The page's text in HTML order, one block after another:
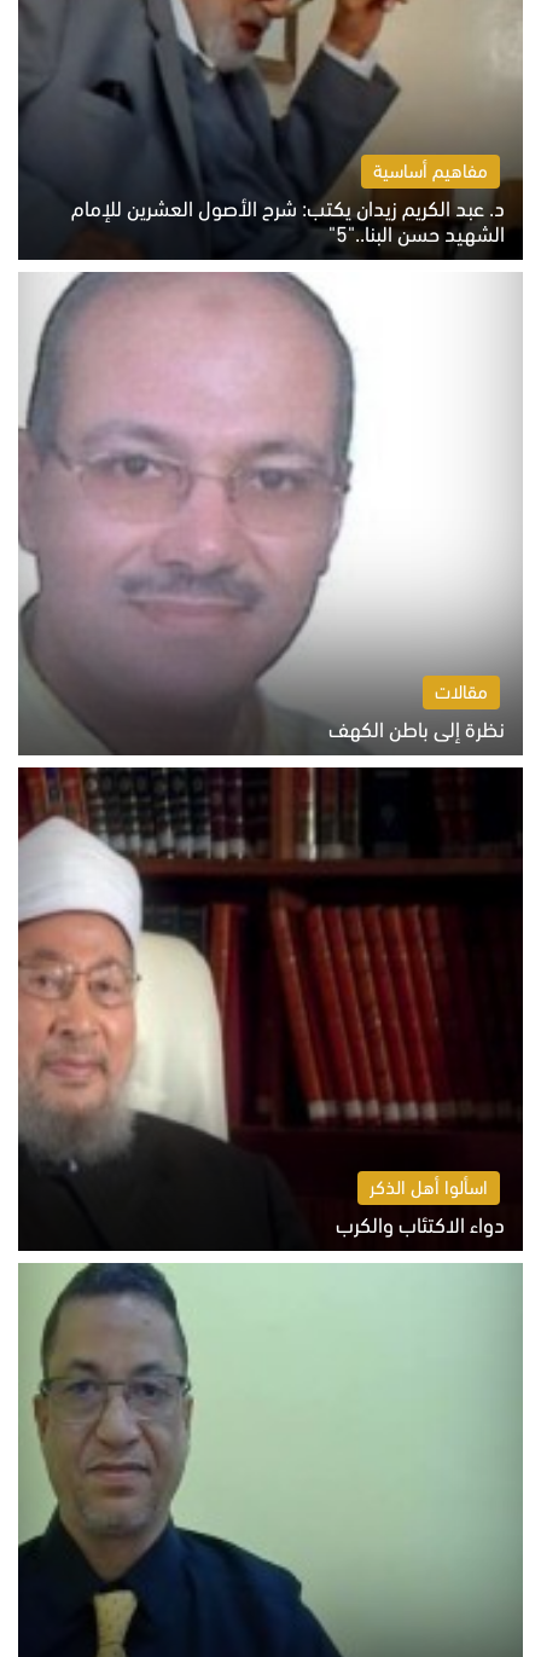
مفاهيم أساسية
د. عبد الكريم زيدان يكتب: شرح الأصول العشرين للإمام
الشهيد حسن البنا.."5"
السبت 8 أغسطس 2026 10:46 ص
مقالات
نظرة إلى باطن الكهف
السبت 8 أغسطس 2026 11:04 ص
اسألوا أهل الذكر
دواء الاكتئاب والكرب
السبت 8 أغسطس 2026 10:54 ص